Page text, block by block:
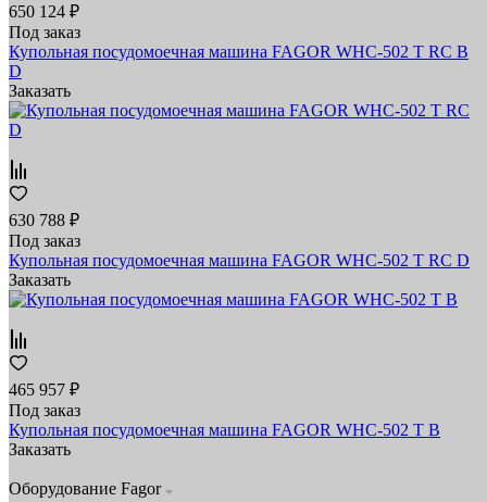
650 124 ₽
Под заказ
Купольная посудомоечная машина FAGOR WHC-502 T RC B
D
Заказать
630 788 ₽
Под заказ
Купольная посудомоечная машина FAGOR WHC-502 T RC D
Заказать
465 957 ₽
Под заказ
Купольная посудомоечная машина FAGOR WHC-502 T B
Заказать
Оборудование Fagor